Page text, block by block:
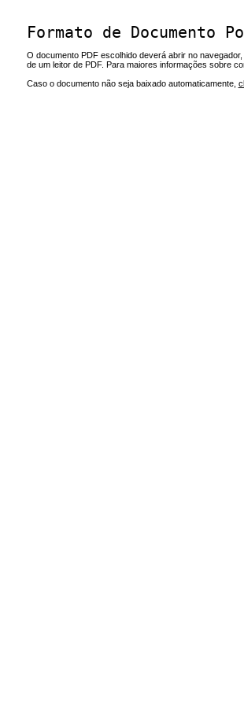
Formato de Documento
O documento PDF escolhido deverá abrir no
de um leitor de PDF. Para maiores informações sobre
Caso o documento não seja baixado automaticamente,